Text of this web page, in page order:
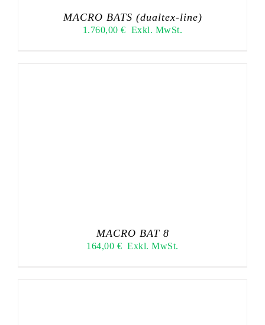
MACRO BATS (dualtex-line)
1.760,00€ Exkl. MwSt.
MACRO BAT 8
164,00 € Exkl. MwSt.